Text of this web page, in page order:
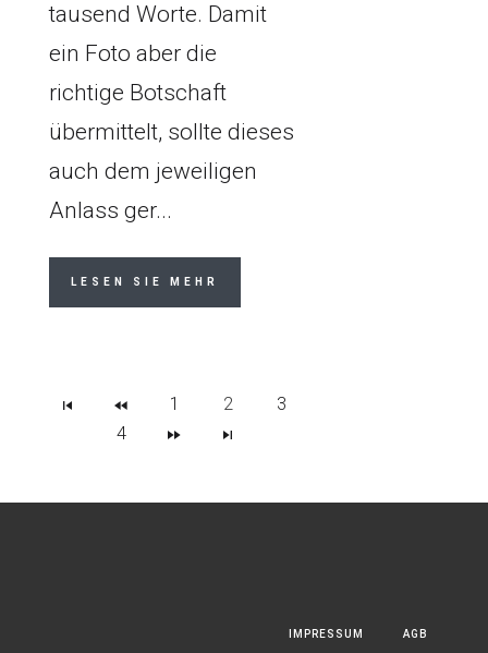
tausend Worte. Damit
ein Foto aber die
richtige Botschaft
übermittelt, sollte dieses
auch dem jeweiligen
Anlass ger...
LESEN SIE MEHR
1 2
3
4
IMPRESSUM AGB